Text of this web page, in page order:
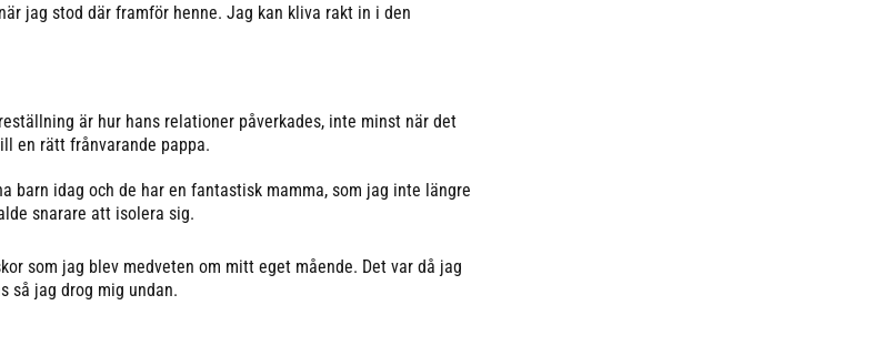
jag stod där framför henne. Jag kan kliva rakt in i den
är hur hans relationer påverkades, inte minst när det
en rätt frånvarande pappa.
barn idag och de har en fantastisk mamma, som jag inte längre
snarare att isolera sig.
som jag blev medveten om mitt eget mående. Det var då jag
så jag drog mig undan.